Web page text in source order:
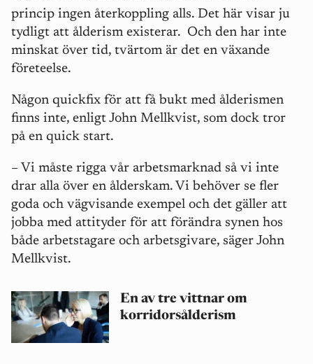
princip ingen återkoppling alls. Det här visar ju
tydligt att ålderism existerar. Och den har inte
minskat över tid, tvärtom är det en växande
företeelse.
Någon quickfix för att få bukt med ålderismen
finns inte, enligt John Mellkvist, som dock tror
på en quick start.
– Vi måste rigga vår arbetsmarknad så vi inte
drar alla över en ålderskam. Vi behöver se fler
goda och vägvisande exempel och det gäller att
jobba med attityder för att förändra synen hos
både arbetstagare och arbetsgivare, säger John
Mellkvist.
En av tre vittnar om
korridorsålderism